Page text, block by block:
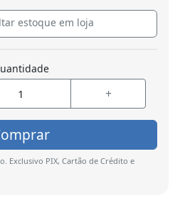
estoque em loja
+
Exclusivo PIX, Cartão de Crédito e